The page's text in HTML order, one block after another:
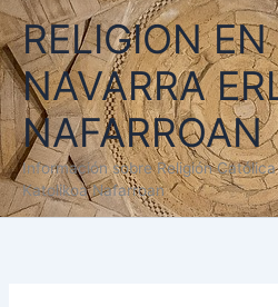
Ir
al
contenido
RELIGION EN
NAVARRA
NAFARROAN
Información sobre Religión
Katolikoa Nafarroan